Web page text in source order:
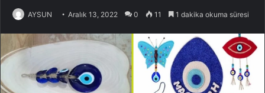
AYSUN Aralık 13, 2022 0 11 1 dakika okuma süresi